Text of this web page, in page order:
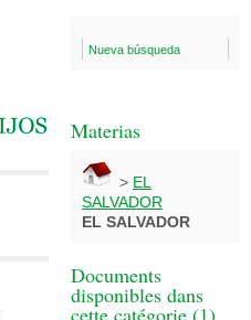
Nueva búsqueda
Materias
> EL
SALVADOR
EL SALVADOR
Documents
disponibles dans
cette catégorie (1)